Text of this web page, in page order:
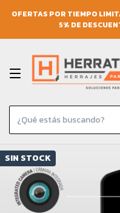
OFERTAS POR TIEMPO
5% DE
SIN STOCK